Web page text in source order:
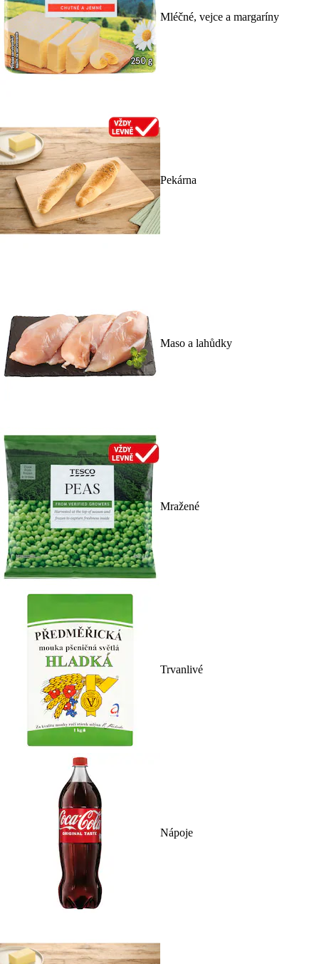
Mléčné, vejce a margaríny
Pekárna
Maso a lahůdky
Mražené
Trvanlivé
Nápoje